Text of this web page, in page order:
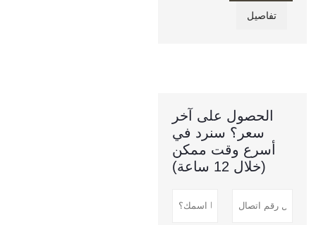
تفاصيل
الحصول على آخر
سعر؟ سنرد في
أسرع وقت ممكن
(خلال 12 ساعة)